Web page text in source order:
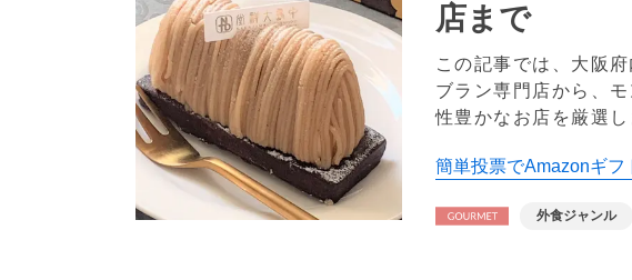
店まで
この記事では、大阪
ブラン専門店から、
性豊かなお店を厳選
簡単投票でAmazonギフ
外食ジャンル